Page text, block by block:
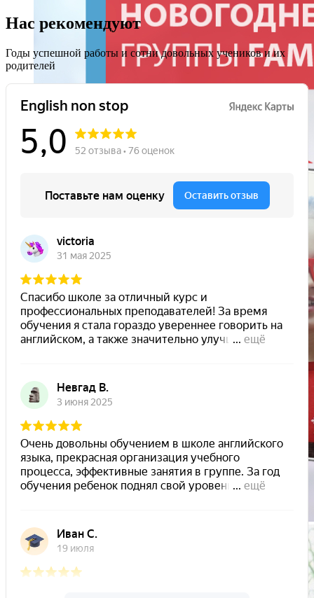
Нас рекомендуют
Годы успешной работы и сотни довольных учеников и их
родителей